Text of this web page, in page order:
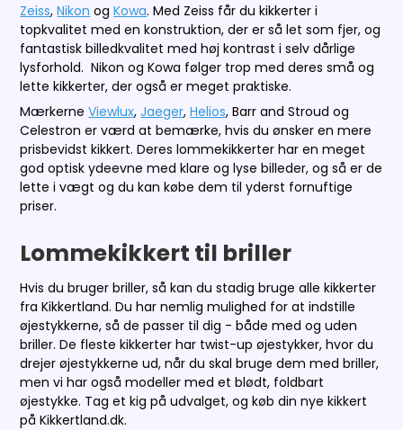
Zeiss,Nikon ogKowa. Med Zeiss får du kikkerter i
topkvalitet med en konstruktion, der er så let som fjer, og
fantastisk billedkvalitet med høj kontrast i selv dårlige
lysforhold. Nikon og Kowa følger trop med deres små og
lette kikkerter, der også er meget praktiske.
MærkerneViewlux,Jaeger,Helios, Barr and Stroud og
Celestron er værd at bemærke, hvis du ønsker en mere
prisbevidst kikkert. Deres lommekikkerter har en meget
god optisk ydeevne med klare og lyse billeder, og så er de
lette i vægt og du kan købe dem til yderst fornuftige
priser.
Lommekikkert til briller
Hvis du bruger briller, så kan du stadig bruge alle kikkerter
fra Kikkertland. Du har nemlig mulighed for at indstille
øjestykkerne, så de passer til dig - både med og uden
briller. De fleste kikkerter har twist-up øjestykker, hvor du
drejer øjestykkerne ud, når du skal bruge dem med briller,
men vi har også modeller med et blødt, foldbart
øjestykke. Tag et kig på udvalget, og køb din nye kikkert
på Kikkertland.dk.